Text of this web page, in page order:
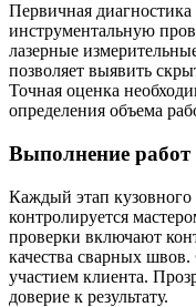
Первичная
инструментальную
лазерные
позволяет выявить
Точная оценка
определения объема
Выполнение работ
Каждый этап
контролируется
проверки включают
качества сварных
участием клиента.
доверие к результату.